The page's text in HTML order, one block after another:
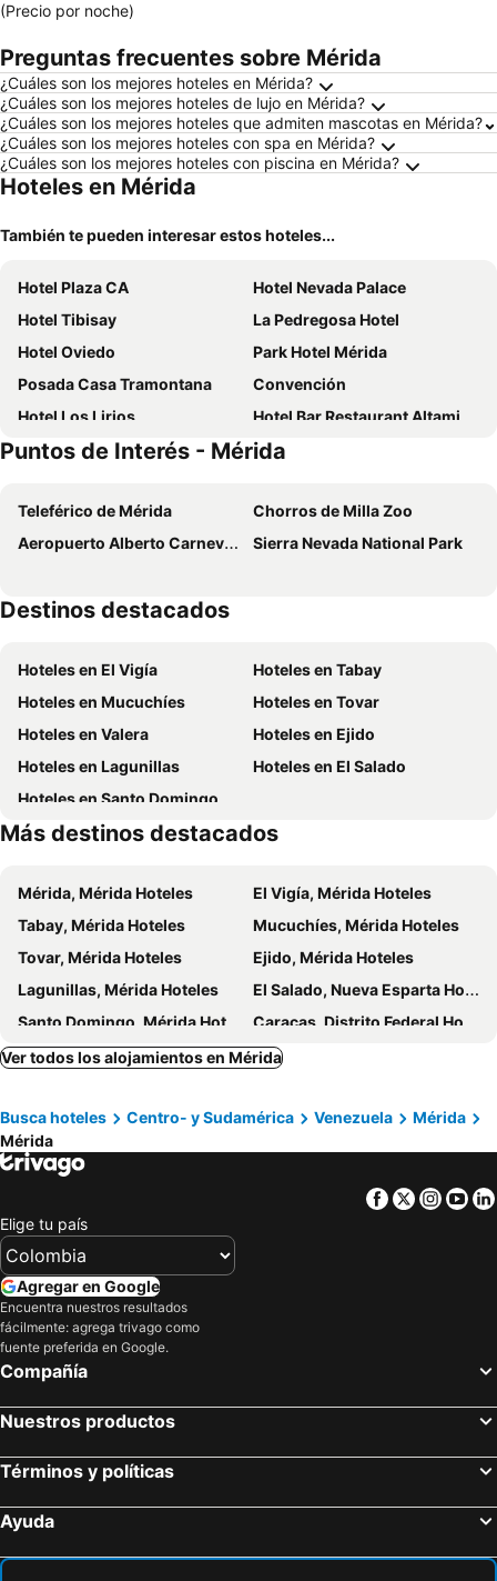
(Precio por noche)
Preguntas frecuentes sobre Mérida
¿Cuáles son los mejores hoteles en Mérida?
¿Cuáles son los mejores hoteles de lujo en Mérida?
¿Cuáles son los mejores hoteles que admiten mascotas en Mérida?
¿Cuáles son los mejores hoteles con spa en Mérida?
¿Cuáles son los mejores hoteles con piscina en Mérida?
Hoteles en Mérida
También te pueden interesar estos hoteles...
Hotel Plaza CA
Hotel Nevada Palace
Hotel Tibisay
La Pedregosa Hotel
Hotel Oviedo
Park Hotel Mérida
Posada Casa Tramontana
Convención
Hotel Los Lirios
Hotel Bar Restaurant Altamira CA
Hotel el Cid
Estancia La Cañada
Luna Blanca
Puntos de Interés - Mérida
Teleférico de Mérida
Chorros de Milla Zoo
Aeropuerto Alberto Carnevalli
Sierra Nevada National Park
Destinos destacados
Hoteles en El Vigía
Hoteles en Tabay
Hoteles en Mucuchíes
Hoteles en Tovar
Hoteles en Valera
Hoteles en Ejido
Hoteles en Lagunillas
Hoteles en El Salado
Hoteles en Santo Domingo
Más destinos destacados
Mérida, Mérida Hoteles
El Vigía, Mérida Hoteles
Tabay, Mérida Hoteles
Mucuchíes, Mérida Hoteles
Tovar, Mérida Hoteles
Ejido, Mérida Hoteles
Lagunillas, Mérida Hoteles
El Salado, Nueva Esparta Hoteles
Santo Domingo, Mérida Hoteles
Caracas, Distrito Federal Hoteles
Porlamar, Nueva Esparta Hoteles
Puerto la Cruz, Anzoátegui Hoteles
Tucacas, Falcón Hoteles
Pedro González, Nueva Esparta Hoteles
Maracaibo, Zulia Hoteles
Ver todos los alojamientos en Mérida
Busca hoteles Centro- y Sudamérica Venezuela
Mérida
Mérida
Facebook
Twitter
Elige tu país
Agregar en Google
Encuentra nuestros resultados
fácilmente: agrega trivago como
fuente preferida en Google.
Compañía
Nuestros productos
Términos y políticas
Ayuda